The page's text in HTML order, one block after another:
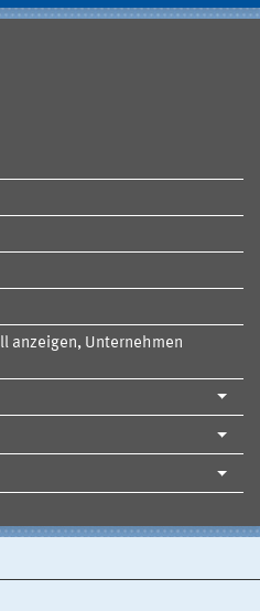
anzeigen, Unternehmen